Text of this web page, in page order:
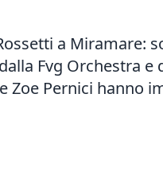
a Miramare:
Fvg Orchestra
Zoe Pernici hanno